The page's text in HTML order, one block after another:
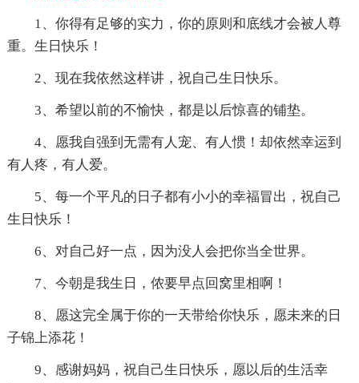
1、你得有足够的实力，你的原则和底线才会被人尊
重。生日快乐！
2、现在我依然这样讲，祝自己生日快乐。
3、希望以前的不愉快，都是以后惊喜的铺垫。
4、愿我自强到无需有人宠、有人惯！却依然幸运到
有人疼，有人爱。
5、每一个平凡的日子都有小小的幸福冒出，祝自己
生日快乐！
6、对自己好一点，因为没人会把你当全世界。
7、今朝是我生日，侬要早点回窝里相啊！
8、愿这完全属于你的一天带给你快乐，愿未来的日
子锦上添花！
9、感谢妈妈，祝自己生日快乐，愿以后的生活幸